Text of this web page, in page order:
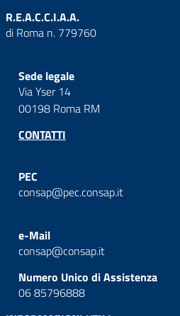
R.E.A.C.C.I.A.A.
di Roma n. 779760
Sede legale
Via Yser 14
00198 Roma RM
CONTATTI
PEC
consap@pec.consap.it
e-Mail
consap@consap.it
Numero Unico di Assistenza
06 85796888